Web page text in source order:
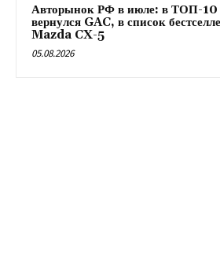
Авторынок РФ в июле: в ТОП-10
вернулся GAC, в список
Mazda CX-5
05.08.2026